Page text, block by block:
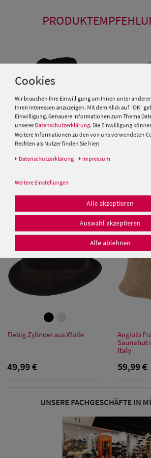
Damen Caps
Damen
Damen UV-
Damen
Damen
Sonnenschilder
Stars & Stripes fester
Flechtgarnitur
49,99 € 49,99 €
Fiebig Zylinder aus Wolle
49,99 €
Angiolo
Saunahut
Italy
59,99 €
UNSERE FACHGESCHÄFTE IN
Cookies
Wir brauchen Ihre Einwilligung um Ihnen unter
Ihren Interessen anzuzeigen. Mit dem Klick auf "OK"
Einwilligung. Genauere Informationen zum Thema
unsererDatenschutzerklärung. Die Einwilligung
Weitere Informationen zu den von uns verwendeten
Rechten als Nutzer finden Sie hier:
Daten­schutz­erklärung Impressum
Weitere Einstellungen
Alle akzeptieren
Auswahl akzeptieren
Alle ablehnen